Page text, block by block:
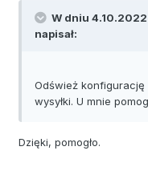
W dniu 4.10.2022
napisał:
Odśwież
wysyłki. U mnie
Dzięki, pomogło.